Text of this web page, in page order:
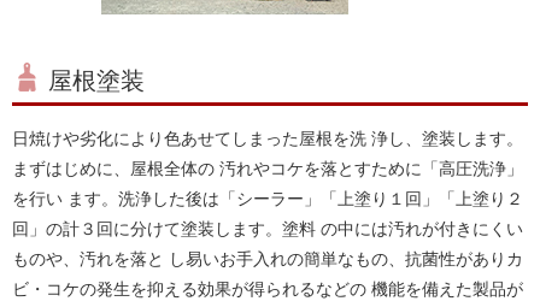
屋根塗装
日焼けや劣化により色あせてしまった屋根を洗 浄し、塗装します。
まずはじめに、屋根全体の 汚れやコケを落とすために「高圧洗浄」
を行い ます。洗浄した後は「シーラー」「上塗り１回」「上塗り２
回」の計３回に分けて塗装します。塗料 の中には汚れが付きにくい
ものや、汚れを落と し易いお手入れの簡単なもの、抗菌性がありカ
ビ・コケの発生を抑える効果が得られるなどの 機能を備えた製品が